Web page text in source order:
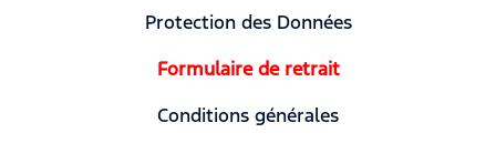
Protection des Données
Formulaire de retrait
Conditions générales